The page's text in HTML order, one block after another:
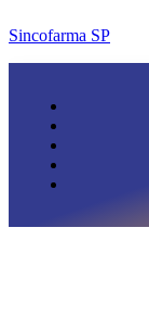
Sincofarma SP